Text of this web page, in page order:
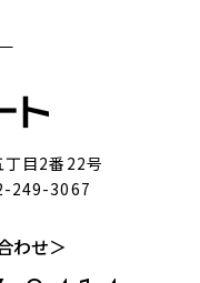
目2番22号
249-3067
わせ＞